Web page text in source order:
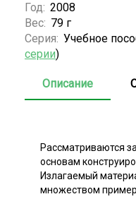
Год: 2008
Вес: 79 г
Серия: Учебное
серии)
Описание
Рассматриваются
основам
Излагаемый
множеством